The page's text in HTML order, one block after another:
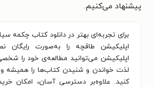
پیشنهاد می‌کنیم.
برای تجربه‌ای بهتر در دانلود کتاب چکمه
اپلیکیشن طاقچه را به‌صورت رایگان
اپلیکیشن می‌توانید مطالعه‌ی خود را
لذت خواندن و شنیدن کتاب‌ها را همیشه
کنید. علاوه‌بر دسترسی آسان، امکان